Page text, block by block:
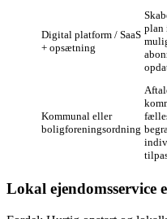
Digital platform / SaaS
+ opsætning
plan
Kommunal eller
boligforeningsordning
Lokal